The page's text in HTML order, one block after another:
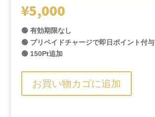
¥5,000
🟢 有効期限なし
🟢 プリペイドチャージで即日ポイント付与
🟢 150Pt追加
お買い物カゴに追加